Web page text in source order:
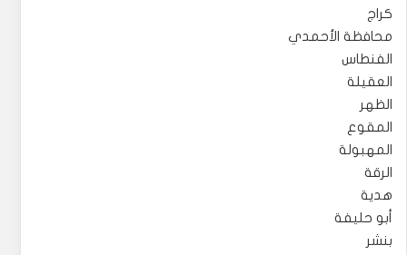
كراج
محافظة الأحمدي
الفنطاس
العقيلة
الظهر
المقوع
المهبولة
الرقة
هدية
أبو حليفة
بنشر